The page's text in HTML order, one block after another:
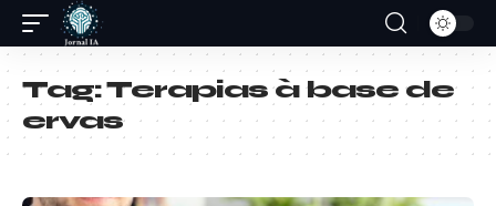
Tag:Terapias à base de
ervas